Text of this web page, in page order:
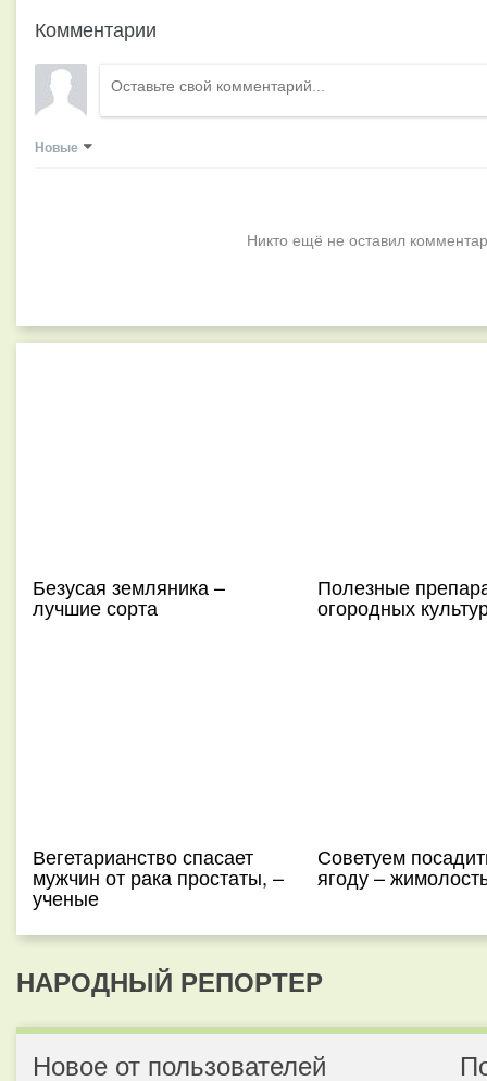
Комментарии
Новые
Никто ещё не оставил
Безусая земляника –
лучшие сорта
Полезные
огородных
Вегетарианство спасает
мужчин от рака простаты, –
ученые
Советуем
ягоду –
НАРОДНЫЙ РЕПОРТЕР
Новое от пользователей